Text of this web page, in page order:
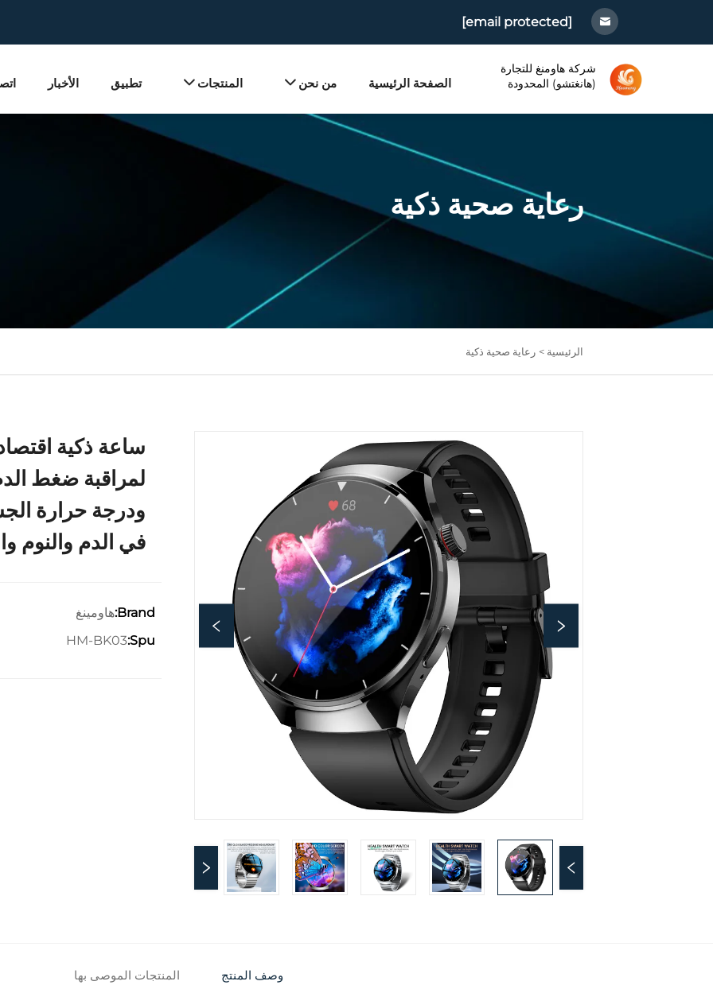
[email protected]
شركة هاومنغ للتجارة
(هانغتشو) المحدودة
الصفحة الرئيسية من نحن المنتجات تطبيق الأخبار
رعاية صحية ذكية
الرئيسية > رعاية صحية ذكية
لمراقبة ضغط
ودرجة حرارة
في الدم والنوم
Brand:هاومينغ
Spu:
HM-BK03
وصف المنتج المنتجات الموصى بها